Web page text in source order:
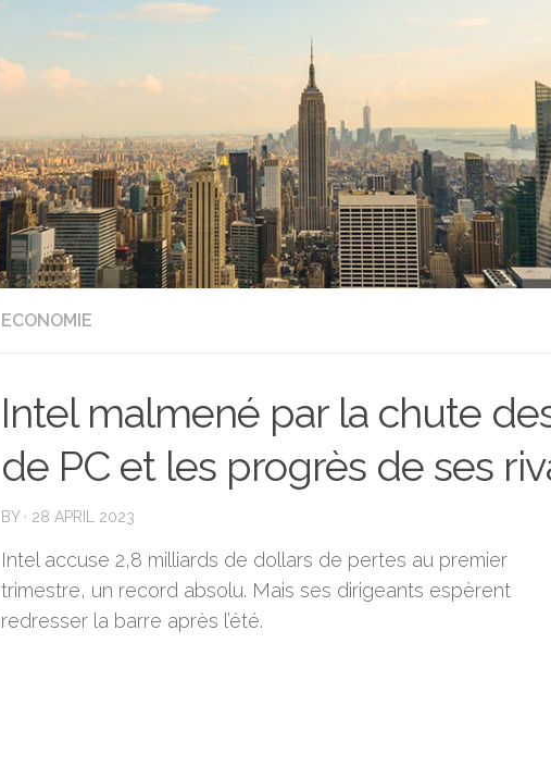
ECONOMIE
Intel malmené par la chute
de PC et les progrès de ses
BY · 28 APRIL 2023
Intel accuse 2,8 milliards de dollars de pertes au premier
trimestre, un record absolu. Mais ses dirigeants espèrent
redresser la barre après l’été.